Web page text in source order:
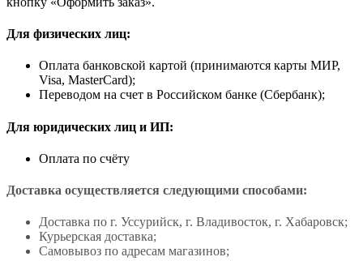
Для физических лиц:
Оплата банковской картой (принимаются карты МИР,
Visa, MasterCard);
Переводом на счет в Российском банке (Сбербанк);
Для юридических лиц и ИП:
Оплата по счёту
Доставка осуществляется следующими способами:
Доставка по г. Уссурийск, г. Владивосток, г. Хабаровск;
Курьерская доставка;
Самовывоз по адресам магазинов;